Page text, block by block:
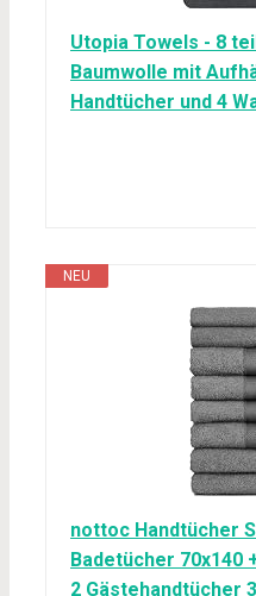
Utopia Towels - 8
Baumwolle mit
Handtücher und 4
NEU
nottoc Handtücher
Badetücher 70x140
2 Gästehandtücher